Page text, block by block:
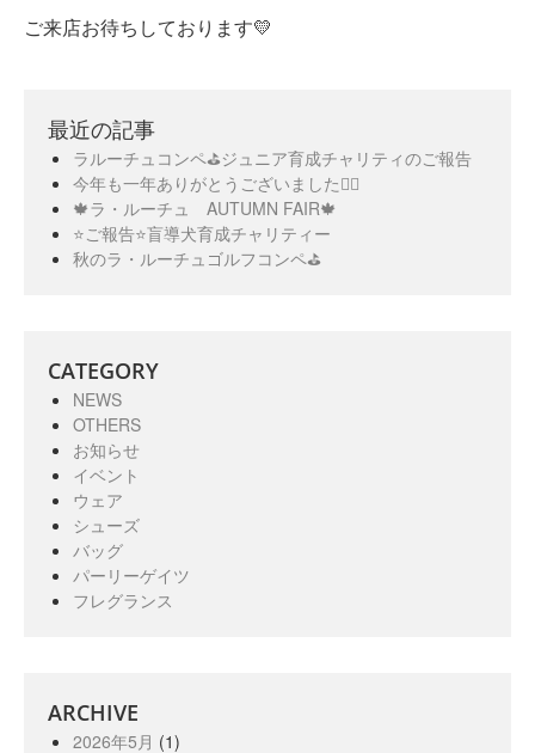
ご来店お待ちしております💛
最近の記事
ラルーチュコンペ⛳️ジュニア育成チャリティのご報告
今年も一年ありがとうございました🙇‍♀️
🍁ラ・ルーチュ AUTUMN FAIR🍁
⭐️ご報告⭐️盲導犬育成チャリティー
秋のラ・ルーチュゴルフコンペ⛳️
CATEGORY
NEWS
OTHERS
お知らせ
イベント
ウェア
シューズ
バッグ
パーリーゲイツ
フレグランス
ARCHIVE
2026年5月 (1)